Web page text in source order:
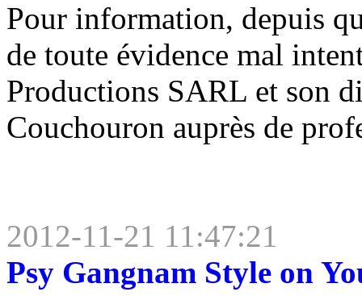
Pour information, depuis
de toute évidence mal
Productions SARL et son
Couchouron auprès de
2012-11-21 11:47:21
Psy Gangnam Style on